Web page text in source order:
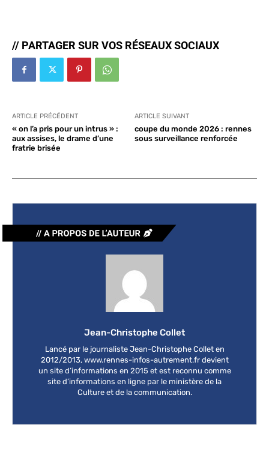
// PARTAGER SUR VOS RÉSEAUX SOCIAUX
ARTICLE PRÉCÉDENT
« on l’a pris pour un intrus » :
aux assises, le drame d’une
fratrie brisée
ARTICLE SUIVANT
coupe du monde 2026 : rennes
sous surveillance renforcée
Jean-Christophe Collet
Lancé par le journaliste Jean-Christophe Collet en
2012/2013, www.rennes-infos-autrement.fr devient
un site d’informations en 2015 et est reconnu comme
site d’informations en ligne par le ministère de la
Culture et de la communication.